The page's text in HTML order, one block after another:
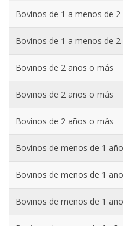
Bovinos de 1 a menos de 2
Bovinos de 1 a menos de 2
Bovinos de 2 años o más
Bovinos de 2 años o más
Bovinos de 2 años o más
Bovinos de menos de 1 año
Bovinos de menos de 1 año
Bovinos de menos de 1 año